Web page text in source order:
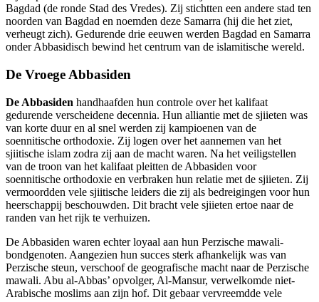
Bagdad (de ronde Stad des Vredes). Zij stichtten een andere stad ten
noorden van Bagdad en noemden deze Samarra (hij die het ziet,
verheugt zich). Gedurende drie eeuwen werden Bagdad en Samarra
onder Abbasidisch bewind het centrum van de islamitische wereld.
De Vroege Abbasiden
De Abbasiden handhaafden hun controle over het kalifaat
gedurende verscheidene decennia. Hun alliantie met de sjiieten was
van korte duur en al snel werden zij kampioenen van de
soennitische orthodoxie. Zij logen over het aannemen van het
sjiitische islam zodra zij aan de macht waren. Na het veiligstellen
van de troon van het kalifaat pleitten de Abbasiden voor
soennitische orthodoxie en verbraken hun relatie met de sjiieten. Zij
vermoordden vele sjiitische leiders die zij als bedreigingen voor hun
heerschappij beschouwden. Dit bracht vele sjiieten ertoe naar de
randen van het rijk te verhuizen.
De Abbasiden waren echter loyaal aan hun Perzische mawali-
bondgenoten. Aangezien hun succes sterk afhankelijk was van
Perzische steun, verschoof de geografische macht naar de Perzische
mawali. Abu al-Abbas’ opvolger, Al-Mansur, verwelkomde niet-
Arabische moslims aan zijn hof. Dit gebaar vervreemdde vele